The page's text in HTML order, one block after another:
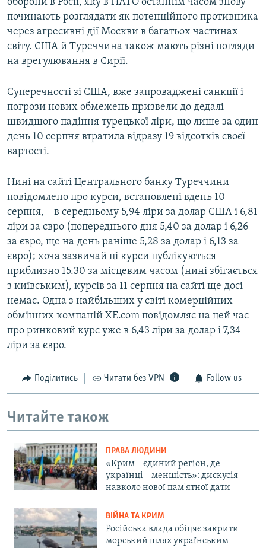
оборони в Росії, яку в НАТО останнім часом знову
починають розглядати як потенційного противника
через агресивні дії Москви в багатьох частинах
світу. США й Туреччина також мають різні погляди
на врегулювання в Сирії.
Суперечності зі США, вже запроваджені санкції і
погрози нових обмежень призвели до дедалі
швидшого падіння турецької ліри, що лише за один
день 10 серпня втратила відразу 19 відсотків своєї
вартості.
Нині на сайті Центрального банку Туреччини
повідомлено про курси, встановлені вдень 10
серпня, – в середньому 5,94 ліри за долар США і 6,81
ліри за євро (попереднього дня 5,40 за долар і 6,26
за євро, ще на день раніше 5,28 за долар і 6,13 за
євро); хоча зазвичай ці курси публікуються
приблизно 15.30 за місцевим часом (нині збігається
з київським), курсів за 11 серпня на сайті ще досі
немає. Одна з найбільших у світі комерційних
обмінних компаній XE.com повідомляє на цей час
про ринковий курс уже в 6,43 ліри за долар і 7,34
ліри за євро.
Поділитись Читати без VPN Follow us
Читайте також
ПРАВА ЛЮДИНИ
«Крим – єдиний регіон, де
українці – меншість»: дискусія
навколо нової пам'ятної дати
ВІЙНА ТА КРИМ
Російська влада обіцяє закрити
морський шлях українським